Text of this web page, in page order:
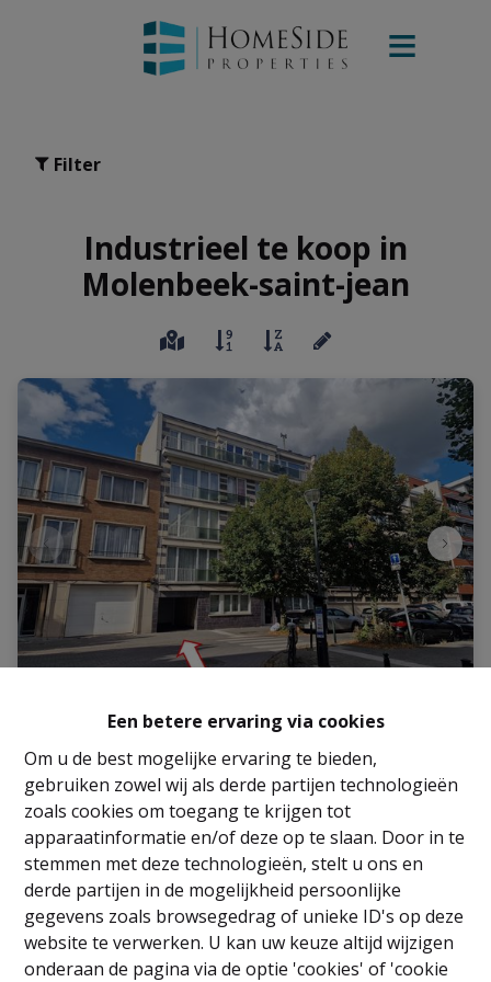
Een betere ervaring via cookies
Om u de best mogelijke ervaring te bieden,
gebruiken zowel wij als derde partijen technologieën
zoals cookies om toegang te krijgen tot
apparaatinformatie en/of deze op te slaan. Door in te
stemmen met deze technologieën, stelt u ons en
derde partijen in de mogelijkheid persoonlijke
gegevens zoals browsegedrag of unieke ID's op deze
website te verwerken. U kan uw keuze altijd wijzigen
onderaan de pagina via de optie 'cookies' of 'cookie
Filter
Industrieel te koop in
Molenbeek-saint-jean
Parking / Garage
Rue des Fuchsias 16, 1080 Molenbeek-Saint-Jean
|Ref: 2849
€ 23.000
21 m²